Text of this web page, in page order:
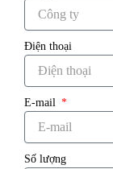
Điện thoại
E-mail
Số lượng